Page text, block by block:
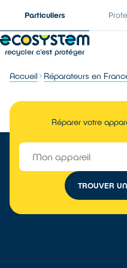
Particuliers
Accueil Réparateurs en
Réparer votre
TROUVER